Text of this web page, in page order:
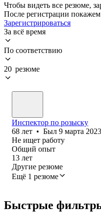
Чтобы видеть все резюме,
После регистрации
Зарегистрироваться
За всё время
По соответствию
20 резюме
Инспектор по розыску
68 лет • Был 9 марта 2023
Не ищет работу
Общий опыт
13 лет
Другие резюме
Ещё 1 резюме
Быстрые